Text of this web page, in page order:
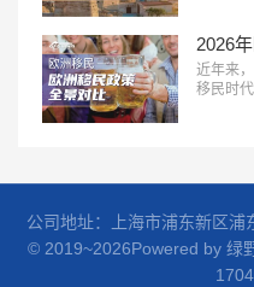
近年来
移民时
公司地址：上海市浦东新区
© 2019~2026Powered by 绿